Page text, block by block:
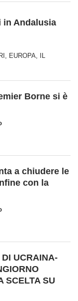
in Andalusia
, EUROPA,
IL
Borne si è
a chiudere le
con la
UCRAINA-
SCELTA SU